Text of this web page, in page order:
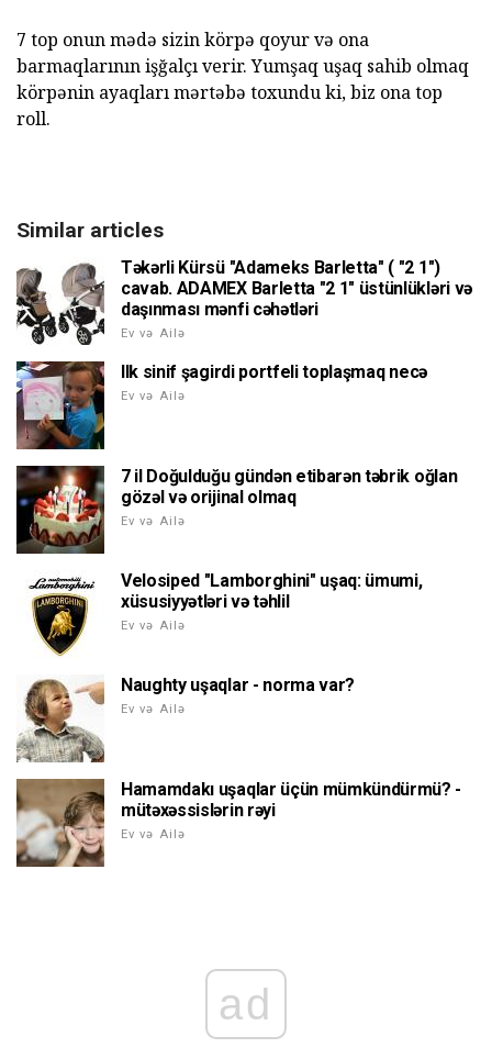
7 top onun mədə sizin körpə qoyur və ona
barmaqlarının işğalçı verir. Yumşaq uşaq sahib olmaq
körpənin ayaqları mərtəbə toxundu ki, biz ona top
roll.
Similar articles
Təkərli Kürsü "Adameks Barletta" ( "2 1")
cavab. ADAMEX Barletta "2 1" üstünlükləri və
daşınması mənfi cəhətləri
Ev və Ailə
Ilk sinif şagirdi portfeli toplaşmaq necə
Ev və Ailə
7 il Doğulduğu gündən etibarən təbrik oğlan
gözəl və orijinal olmaq
Ev və Ailə
Velosiped "Lamborghini" uşaq: ümumi,
xüsusiyyətləri və təhlil
Ev və Ailə
Naughty uşaqlar - norma var?
Ev və Ailə
Hamamdakı uşaqlar üçün mümkündürmü? -
mütəxəssislərin rəyi
Ev və Ailə
ad